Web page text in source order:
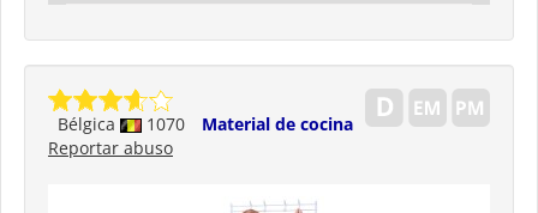
Bélgica 1070
Material de cocina
Reportar abuso